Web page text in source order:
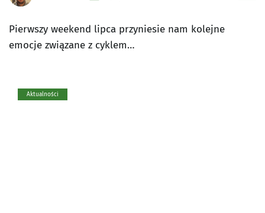
Pierwszy weekend lipca przyniesie nam kolejne
emocje związane z cyklem…
Aktualności